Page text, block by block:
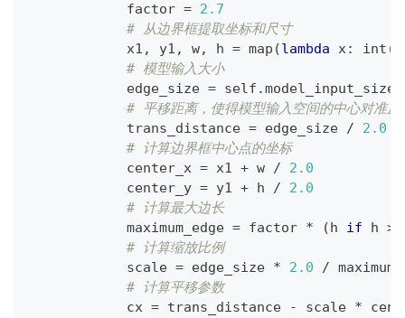
            factor
= 2.7
# 从边界框提取坐标和尺寸
            x1
, y1 , w, h = map (lambda x: int (
# 模型输入大小
            edge_size
= self .model_input_size
# 平移距离，使得模型输入空间的中心对准原
            trans_distance
= edge_size /
2.0
# 计算边界框中心点的坐标
            center_x
= x1 + w /
2.0
            center_y
= y1 + h /
2.0
# 计算最大边长
            maximum_edge
= factor * (h if h >
# 计算缩放比例
            scale
= edge_size * 2.0 /
# 计算平移参数
            cx
= trans_distance - scale *